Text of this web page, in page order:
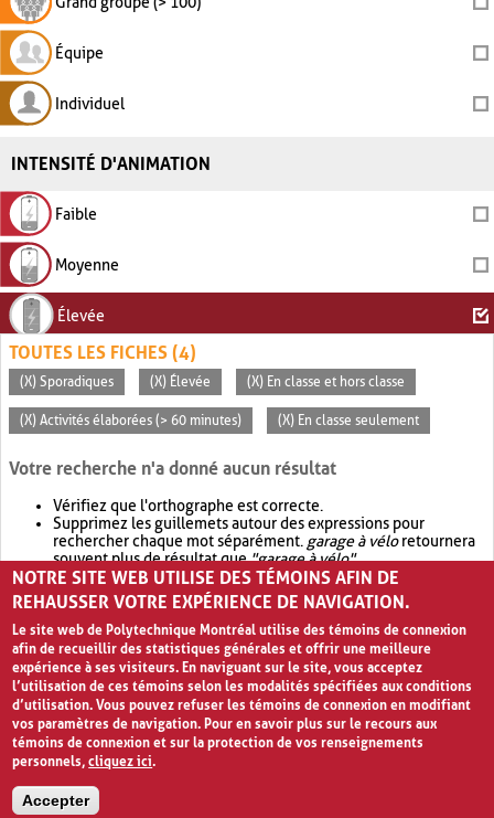
Équipe
Individuel
INTENSITÉ D'ANIMATION
Faible
Moyenne
Élevée
TOUTES LES FICHES (4)
(X) Sporadiques (X) Élevée (X) En classe et hors classe
(X) Activités élaborées (> 60 minutes) (X) En classe seulement
Votre recherche n'a donné aucun résultat
Vérifiez que l'orthographe est correcte.
Supprimez les guillemets autour des expressions pour
rechercher chaque mot séparément. garage à véloretournera
souvent plus de résultat que"garage à vélo".
Envisagez d'élargir votre recherche avec OR.garage OR vélo
retournera souvent plus de résultat quegarage à vélo
NOTRE SITE WEB UTILISE DES TÉMOINS AFIN DE
REHAUSSER VOTRE EXPÉRIENCE DE NAVIGATION.
Le site web de Polytechnique Montréal utilise des témoins de connexion
afin de recueillir des statistiques générales et offrir une meilleure
expérience à ses visiteurs. En naviguant sur le site, vous acceptez
l’utilisation de ces témoins selon les modalités spécifiées aux conditions
d’utilisation. Vous pouvez refuser les témoins de connexion en modifiant
vos paramètres de navigation. Pour en savoir plus sur le recours aux
témoins de connexion et sur la protection de vos renseignements
personnels,cliquez ici.
Accepter